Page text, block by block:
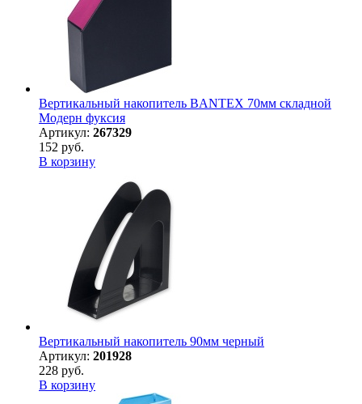
Вертикальный накопитель BANTEX 70мм складной
Модерн фуксия
Артикул: 267329
152 руб.
В корзину
Вертикальный накопитель 90мм черный
Артикул: 201928
228 руб.
В корзину